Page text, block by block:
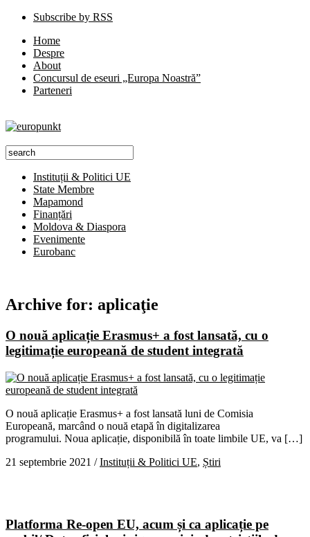
Subscribe by RSS
Home
Despre
About
Concursul de eseuri „Europa Noastră”
Parteneri
Instituții & Politici UE
State Membre
Mapamond
Finanțări
Moldova & Diaspora
Evenimente
Eurobanc
Archive for: aplicaţie
O nouă aplicație Erasmus+ a fost lansată, cu o
legitimație europeană de student integrată
O nouă aplicație Erasmus+ a fost lansată luni de Comisia
Europeană, marcând o nouă etapă în digitalizarea
programului. Noua aplicație, disponibilă în toate limbile UE, va […]
21 septembrie 2021 /Instituții & Politici UE, Știri
Platforma Re-open EU, acum și ca aplicație pe